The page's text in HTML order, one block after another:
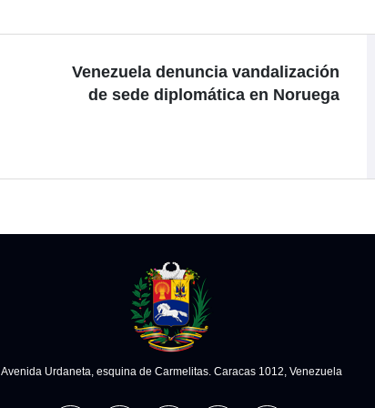
Venezuela denuncia vandalización
de sede diplomática en Noruega
Avenida Urdaneta, esquina de Carmelitas. Caracas 1012, Venezuela